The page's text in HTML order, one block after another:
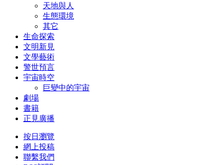
天地與人
生態環境
其它
生命探索
文明新見
文學藝術
警世預言
宇宙時空
巨變中的宇宙
劇場
書籍
正見廣播
按日瀏覽
網上投稿
聯繫我們